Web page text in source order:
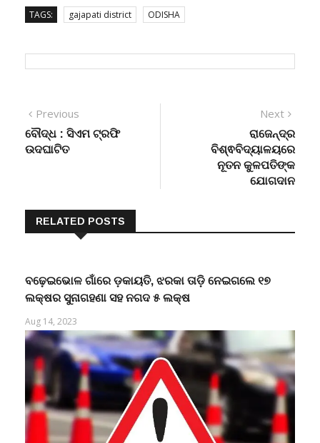
TAGS: gajapati district ODISHA
Post
navigation
Previous
post:
ବୌଦ୍ଧ : ସିଏମ ଟ୍ରଫି
ଉଦଘାଟିତ
Next
post:
ରାଜେନ୍ଦ୍ର
ବିଶ୍ଵବିଦ୍ୟାଳୟରେ
ନୂତନ କୁଳପତିଙ୍କ
ଯୋଗଦାନ
RELATED POSTS
ବଢ଼େଇଭୋଳ ଗାଁରେ ଡ଼କାୟତି, ଝରକା ତାଡ଼ି ନେଇଗଲେ ୧୭
ଲକ୍ଷର ସୁନାଗହଣା ସହ ନଗଦ ୫ ଲକ୍ଷ
Aug 14, 2023